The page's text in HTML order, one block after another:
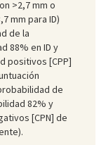
>2,7 mm o
mm para ID)
de la
88% en ID y
positivos [CPP]
de
82% y
[CPN] de